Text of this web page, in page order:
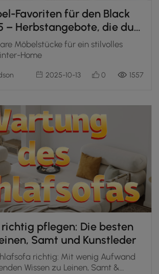
Favoriten für den Black
– Herbstangebote, die du
darfst
Möbelstücke für ein stilvolles
Home
2025-10-13 0 1557
pflegen: Die besten
Samt und Kunstleder
Wissen zu Leinen, Samt &